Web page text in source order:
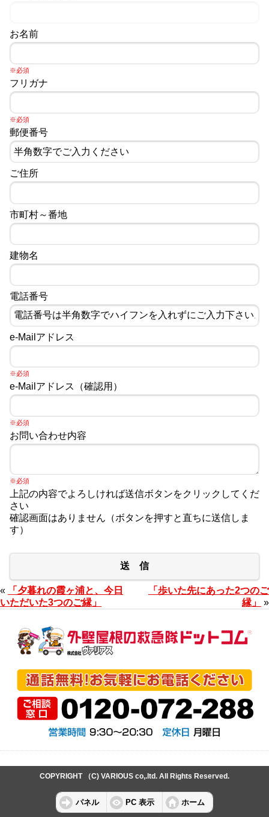
お名前
※必須
フリガナ
※必須
郵便番号
ご住所
市町村～番地
建物名
電話番号
e-Mailアドレス
※必須
e-Mailアドレス（確認用）
※必須
お問い合わせ内容
※必須
上記の内容でよろしければ送信ボタンをクリックしてくだ
さい
確認画面はありません（ボタンを押すと直ちに送信しま
す）
送 信
«
「夕暮れの霞ヶ浦と、今日
いただいた3つのご縁」
「歩いた先にあった2つのご
縁」
»
COPYRIGHT （C) VARIOUS co,.ltd. All Rights Reserved.
パネル PC 表示 ホーム